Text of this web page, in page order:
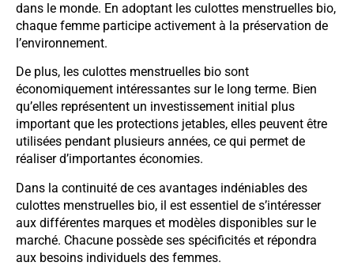
dans le monde. En adoptant les culottes menstruelles bio,
chaque femme participe activement à la préservation de
l’environnement.
De plus, les culottes menstruelles bio sont
économiquement intéressantes sur le long terme. Bien
qu’elles représentent un investissement initial plus
important que les protections jetables, elles peuvent être
utilisées pendant plusieurs années, ce qui permet de
réaliser d’importantes économies.
Dans la continuité de ces avantages indéniables des
culottes menstruelles bio, il est essentiel de s’intéresser
aux différentes marques et modèles disponibles sur le
marché. Chacune possède ses spécificités et répondra
aux besoins individuels des femmes.